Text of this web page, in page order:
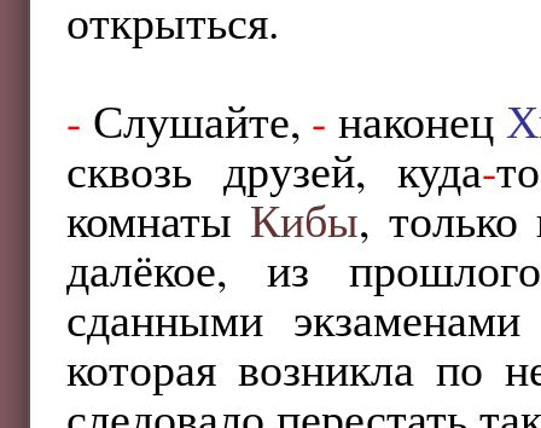
открыться.
- Слушайте, - наконец
сквозь друзей, куда-
комнаты Кибы, только
далёкое, из
сданными
которая возникла по